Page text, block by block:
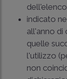
indicato
all'anno di
quelle
l'utilizzo
non